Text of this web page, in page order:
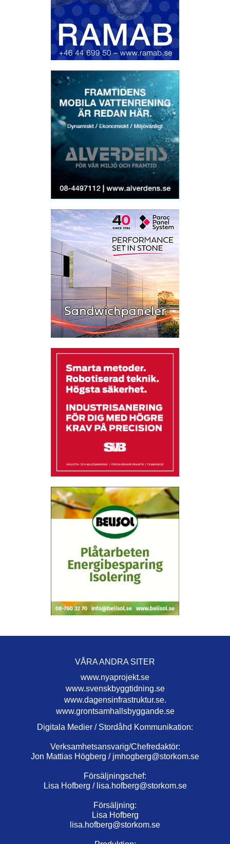
VÅRA ANDRA SITER
www.nyaprojekt.se
www.svenskbyggtidning.se
www.dagensinfrastruktur.se.
www.grontsamhallsbyggande.se
Digitala Medier / Stordåhd Kommunikation:
Verksamhetsansvarig/Chefredaktör:
Jon Mattias Högberg / jmhogberg@storkom.se
Försäljningschef:
Lisa Hofberg / lisa.hofberg@storkom.se
Försäljning:
Lisa Hofberg
lisa.hofberg@storkom.se